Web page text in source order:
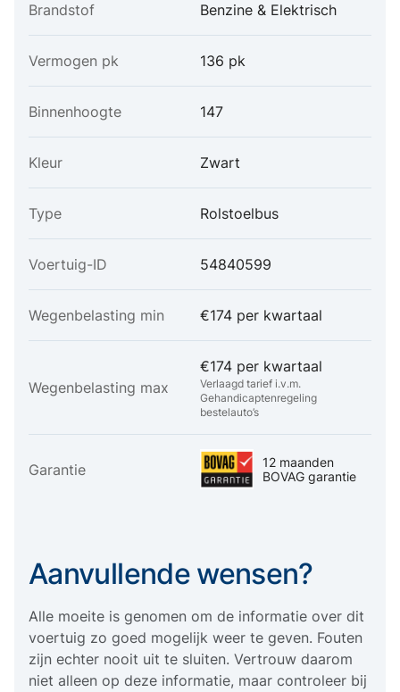
Brandstof Benzine & Elektrisch
Vermogen pk 136 pk
Binnenhoogte 147
Kleur Zwart
Type Rolstoelbus
Voertuig-ID 54840599
Wegenbelasting min €174 per kwartaal
Wegenbelasting max
€174 per kwartaal
Verlaagd tarief i.v.m.
Gehandicaptenregeling
bestelauto’s
Garantie
12 maanden
BOVAG garantie
Aanvullende wensen?
Alle moeite is genomen om de informatie over dit
voertuig zo goed mogelijk weer te geven. Fouten
zijn echter nooit uit te sluiten. Vertrouw daarom
niet alleen op deze informatie, maar controleer bij